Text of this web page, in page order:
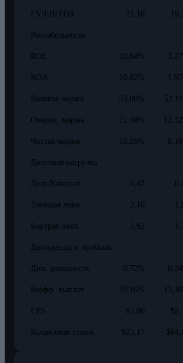
EV/EBITDA 21,10
Рентабельность
ROE 20,84%
ROA 10,82%
Валовая маржа 53,00%
Операц. маржа 21,50%
Чистая маржа 19,55%
Долговая нагрузка
Долг/Капитал 0,47
Текущая ликв. 2,10
Быстрая ликв. 1,62
Дивиденды и прибыль
Див. доходность 0,72%
Коэфф. выплат 20,16%
EPS $5,00
Балансовая стоим. $25,17